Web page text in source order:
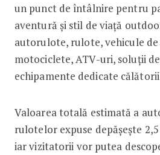
un punct de întâlnire pentru
aventură și stil de viață
autorulote, rulote, vehicule
motociclete, ATV-uri, soluții
echipamente dedicate
Valoarea totală estimată a
rulotelor expuse depășește
iar vizitatorii vor putea